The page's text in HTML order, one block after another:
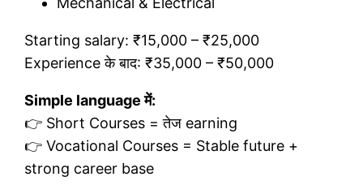
Starting salary: ₹15,000 – ₹25,000
Experience के बाद: ₹35,000 – ₹50,000
Simple language में:
👉 Short Courses = तेज earning
👉 Vocational Courses = Stable future +
strong career base